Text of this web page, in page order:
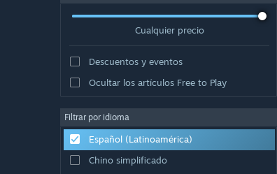
Cualquier precio
Descuentos y eventos
Ocultar los artículos Free to Play
Filtrar por idioma
Español (Latinoamérica)
Chino simplificado